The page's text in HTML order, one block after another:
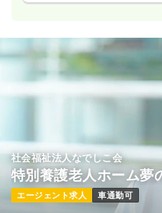
社会福祉法人なでしこ会
特別養護老人ホーム夢
エージェント求人 車通勤可